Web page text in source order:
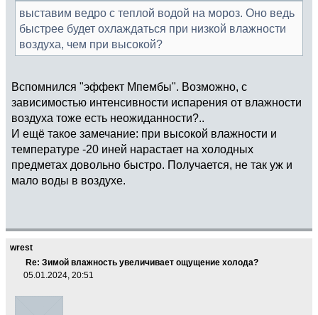
выставим ведро с теплой водой на мороз. Оно ведь
быстрее будет охлаждаться при низкой влажности
воздуха, чем при высокой?
Вспомнился "эффект Мпембы". Возможно, с
зависимостью интенсивности испарения от влажности
воздуха тоже есть неожиданности?..
И ещё такое замечание: при высокой влажности и
температуре -20 иней нарастает на холодных
предметах довольно быстро. Получается, не так уж и
мало воды в воздухе.
wrest
Re: Зимой влажность увеличивает ощущение холода?
05.01.2024, 20:51